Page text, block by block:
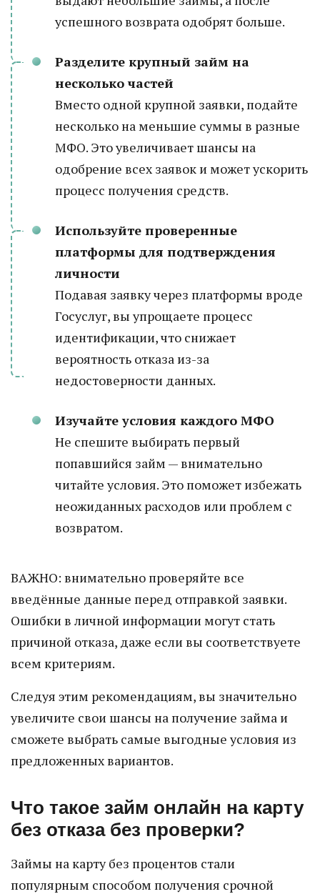
успешного возврата одобрят больше.
Разделите крупный займ на
несколько частей
Вместо одной крупной заявки, подайте
несколько на меньшие суммы в разные
МФО. Это увеличивает шансы на
одобрение всех заявок и может ускорить
процесс получения средств.
Используйте проверенные
платформы для подтверждения
личности
Подавая заявку через платформы вроде
Госуслуг, вы упрощаете процесс
идентификации, что снижает
вероятность отказа из-за
недостоверности данных.
Изучайте условия каждого МФО
Не спешите выбирать первый
попавшийся займ — внимательно
читайте условия. Это поможет избежать
неожиданных расходов или проблем с
возвратом.
ВАЖНО: внимательно проверяйте все
введённые данные перед отправкой заявки.
Ошибки в личной информации могут стать
причиной отказа, даже если вы соответствуете
всем критериям.
Следуя этим рекомендациям, вы значительно
увеличите свои шансы на получение займа и
сможете выбрать самые выгодные условия из
предложенных вариантов.
Что такое займ онлайн на карту
без отказа без проверки?
Займы на карту без процентов стали
популярным способом получения срочной